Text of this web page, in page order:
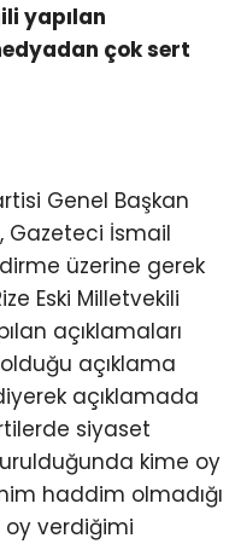
yapılan
çok sert
Genel Başkan
Gazeteci İsmail
üzerine gerek
Eski Milletvekili
açıklamaları
açıklama
açıklamada
siyaset
kime oy
haddim olmadığı
verdiğimi